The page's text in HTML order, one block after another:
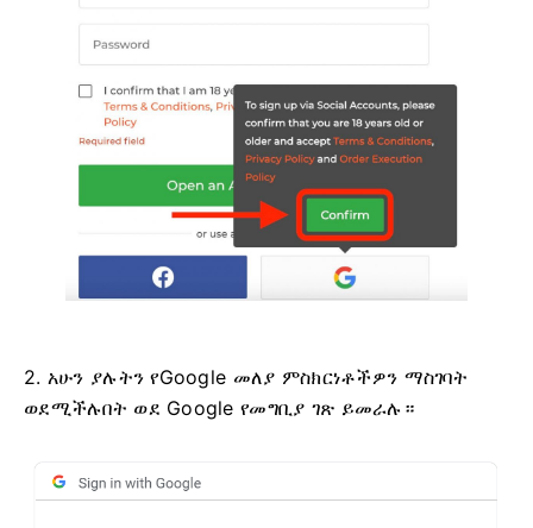
2. አሁን ያሉትን የGoogle መለያ ምስክርነቶችዎን ማስገባት
ወደሚችሉበት ወደ Google የመግቢያ ገጽ ይመራሉ።